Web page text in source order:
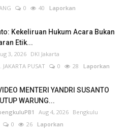
0 40 Laporkan
Kekeliruan Hukum Acara Bukan
Etik...
3, 2026 DKI Jakarta
JAKARTA PUSAT
0 28 Laporkan
MENTERI YANDRI SUSANTO
WARUNG...
Aug 4, 2026 Bengkulu
0 26 Laporkan